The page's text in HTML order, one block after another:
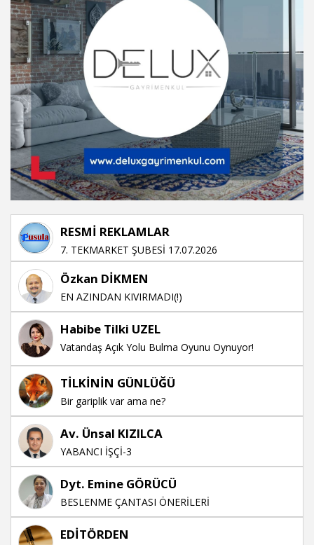
RESMİ REKLAMLAR
7. TEKMARKET ŞUBESİ 17.07.2026
Özkan DİKMEN
EN AZINDAN KIVIRMADI(!)
Habibe Tilki UZEL
Vatandaş Açık Yolu Bulma Oyunu Oynuyor!
TİLKİNİN GÜNLÜĞÜ
Bir gariplik var ama ne?
Av. Ünsal KIZILCA
YABANCI İŞÇİ-3
Dyt. Emine GÖRÜCÜ
BESLENME ÇANTASI ÖNERİLERİ
EDİTÖRDEN